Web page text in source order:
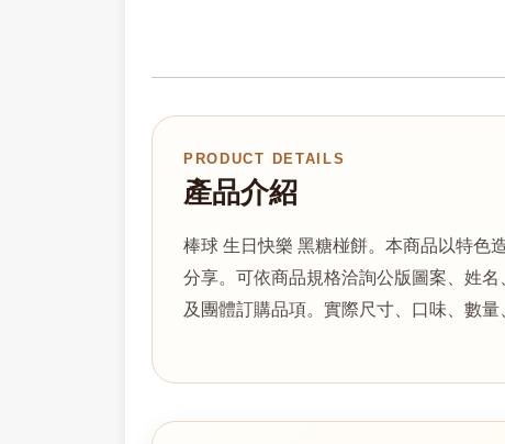
PRODUCT DETAILS
產品介紹
棒球 生日快樂 黑糖椪餅。本商品以特色
分享。可依商品規格洽詢公版圖案、姓
及團體訂購品項。實際尺寸、口味、數